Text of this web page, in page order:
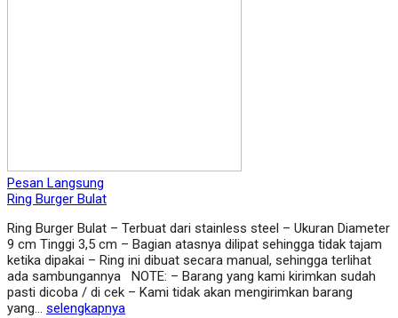
Pesan Langsung
Ring Burger Bulat
Ring Burger Bulat – Terbuat dari stainless steel – Ukuran Diameter
9 cm Tinggi 3,5 cm – Bagian atasnya dilipat sehingga tidak tajam
ketika dipakai – Ring ini dibuat secara manual, sehingga terlihat
ada sambungannya NOTE: – Barang yang kami kirimkan sudah
pasti dicoba / di cek – Kami tidak akan mengirimkan barang
yang… selengkapnya